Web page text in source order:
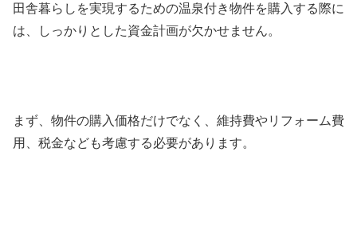
田舎暮らしを実現するための温泉付き物件を購入する際に
は、しっかりとした資金計画が欠かせません。
まず、物件の購入価格だけでなく、維持費やリフォーム費
用、税金なども考慮する必要があります。